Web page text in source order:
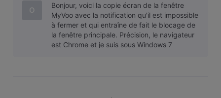
O
Bonjour, voici la copie écran de la fenêtre
MyVoo avec la notification qu'il est impossible
à fermer et qui entraîne de fait le blocage de
la fenêtre principale. Précision, le navigateur
est Chrome et je suis sous Windows 7